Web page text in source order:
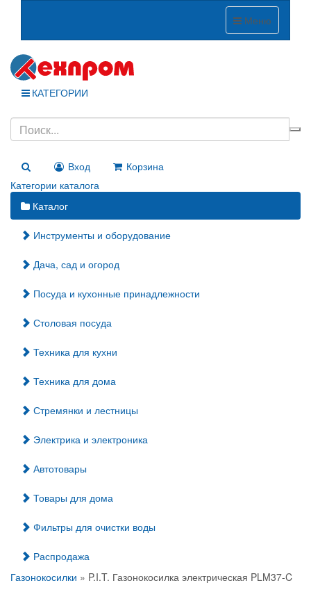
Меню
КАТЕГОРИИ
Вход
Корзина
Категории каталога
Каталог
Инструменты и оборудование
Дача, сад и огород
Посуда и кухонные принадлежности
Столовая посуда
Техника для кухни
Техника для дома
Стремянки и лестницы
Электрика и электроника
Автотовары
Товары для дома
Фильтры для очистки воды
Распродажа
Газонокосилки » P.I.T. Газонокосилка электрическая PLM37-C